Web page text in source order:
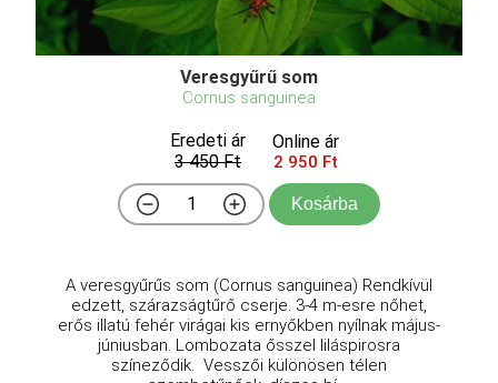
Veresgyűrű som
Cornus sanguinea
Eredeti ár
3 450 Ft
Online ár
2 950 Ft
Kosárba
A veresgyűrűs som (Cornus sanguinea) Rendkívül
edzett, szárazságtűrő cserje. 3-4 m-esre nőhet,
erős illatú fehér virágai kis ernyőkben nyílnak május-
júniusban. Lombozata ősszel liláspirosra
színeződik. Vesszői különösen télen